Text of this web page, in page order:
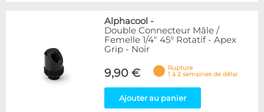
Alphacool -
Double Connecteur Mâle /
Femelle 1/4" 45° Rotatif - Apex
Grip - Noir
9,90 €
Rupture
1 à 2 semaines de délai
Ajouter au panier